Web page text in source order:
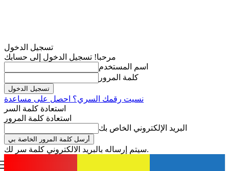
تسجيل الدخول
مرحبا! تسجيل الدخول إلى حسابك
اسم المستخدم
كلمة المرور
نسيت رقمك السري؟ احصل على مساعدة
استعادة كلمة السر
استعادة كلمة المرور
البريد الإلكتروني الخاص بك
سيتم إرساله بالبريد الالكتروني كلمة سر لك.